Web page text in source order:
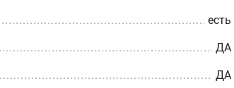
есть
ДА
ДА